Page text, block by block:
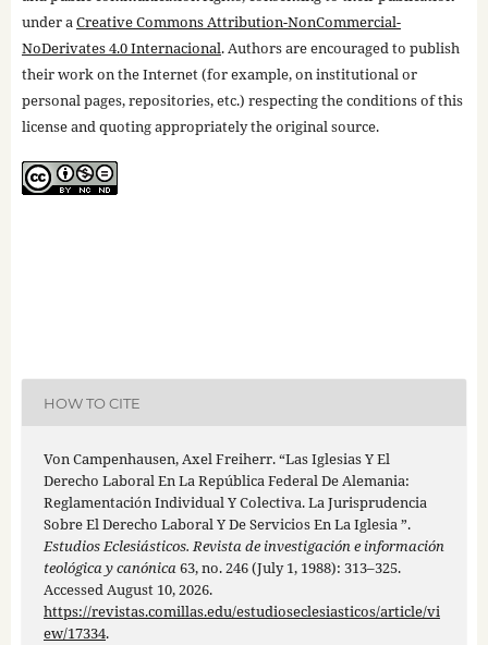
under aCreative Commons Attribution-NonCommercial-
NoDerivates 4.0 Internacional. Authors are encouraged to publish
their work on the Internet (for example, on institutional or
personal pages, repositories, etc.) respecting the conditions of this
license and quoting appropriately the original source.
HOW TO CITE
Von Campenhausen, Axel Freiherr. “Las Iglesias Y El
Derecho Laboral En La República Federal De Alemania:
Reglamentación Individual Y Colectiva. La Jurisprudencia
Sobre El Derecho Laboral Y De Servicios En La Iglesia ”.
Estudios Eclesiásticos. Revista de investigación e información
teológica y canónica63, no. 246 (July 1, 1988): 313–325.
Accessed August 10, 2026.
https://revistas.comillas.edu/estudioseclesiasticos/article/vi
ew/17334.